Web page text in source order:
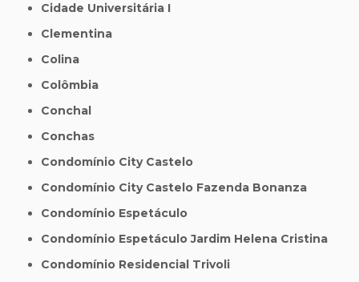
Cidade Universitária I
Clementina
Colina
Colômbia
Conchal
Conchas
Condomínio City Castelo
Condomínio City Castelo Fazenda Bonanza
Condomínio Espetáculo
Condomínio Espetáculo Jardim Helena Cristina
Condomínio Residencial Trivoli